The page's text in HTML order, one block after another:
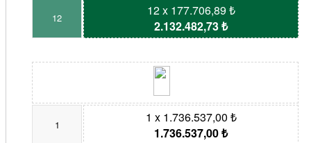
12
12 x 177.706,89 ₺
2.132.482,73 ₺
1
1 x 1.736.537,00 ₺
1.736.537,00 ₺